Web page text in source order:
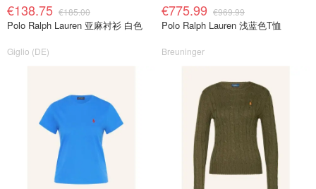
€138.75 €185.00
Polo Ralph Lauren 亚麻衬衫 白色
Giglio (DE)
€775.99 €969.99
Polo Ralph Lauren 浅蓝色T恤
Breuninger